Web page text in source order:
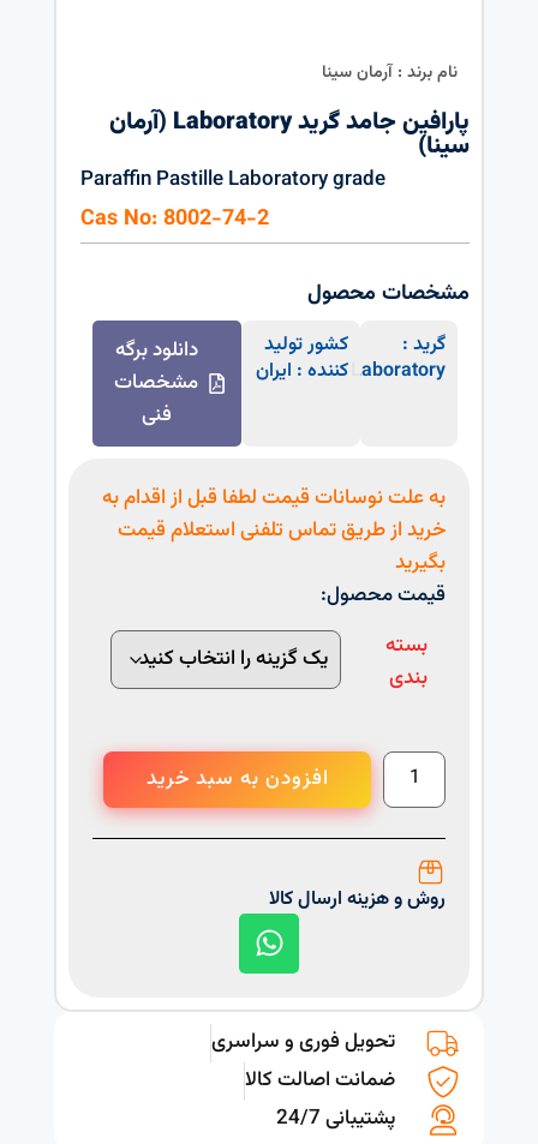
نام برند : آرمان سینا
پارافین جامد گرید Laboratory (آرمان
سینا)
Paraffin Pastille Laboratory grade
Cas No: 8002-74-2
مشخصات محصول
گرید :
Laboratory
کشور تولید
کننده : ایران
دانلود برگه
مشخصات
فنی
به علت نوسانات قیمت لطفا قبل از اقدام به
خرید از طریق تماس تلفنی استعلام قیمت
بگیرید
قیمت محصول:
بسته
بندی
افزودن به سبد خرید
روش و هزینه ارسال کالا
تحویل فوری و سراسری
ضمانت اصالت کالا
پشتیبانی 24/7